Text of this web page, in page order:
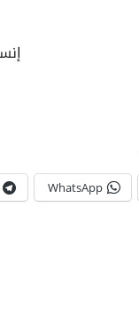
WhatsApp